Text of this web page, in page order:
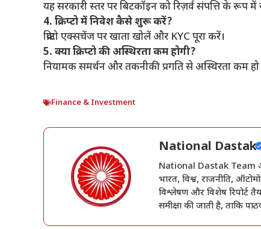
यह सरकारी स्तर पर बिटकॉइन को रिज़र्व संपत्ति के रूप में
4. क्रिप्टो में निवेश कैसे शुरू करें?
क्रिप्टो एक्सचेंज पर खाता खोलें और KYC पूरा करें।
5. क्या क्रिप्टो की अस्थिरता कम होगी?
नियामक समर्थन और तकनीकी प्रगति से अस्थिरता कम हो
Finance & Investment
National Dastak
National Dastak Team
भारत, विश्व, राजनीति,
विश्लेषण और विशेष रिपोर्ट
समीक्षा की जाती है, ताकि